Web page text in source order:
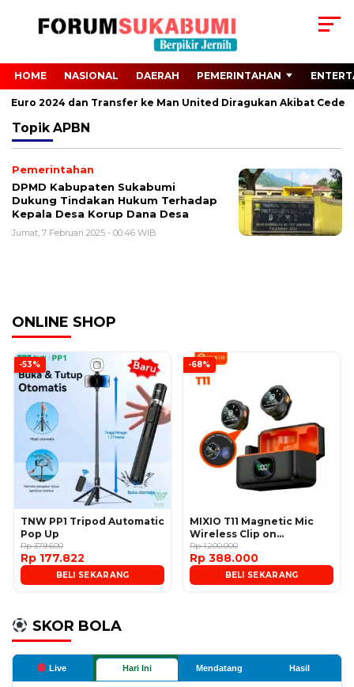
HOME NASIONAL DAERAH PEMERINTAHAN
2024 dan Transfer ke Man United Diragukan Akibat Cedera
Topik APBN
Pemerintahan
DPMD Kabupaten Sukabumi
Dukung Tindakan Hukum Terhadap
Kepala Desa Korup Dana Desa
Jumat, 7 Februari 2025 - 00:46 WIB
ONLINE SHOP
-53%
TNW PP1 Tripod Automatic
Pop Up
Rp 379.600
Rp 177.822
BELI SEKARANG
-68%
MIXIO T11 Magnetic Mic
Wireless Clip on
Microphone
Rp 1.200.000
Rp 388.000
BELI SEKARANG
SKOR BOLA
Live Hari Ini Mendatang Hasil